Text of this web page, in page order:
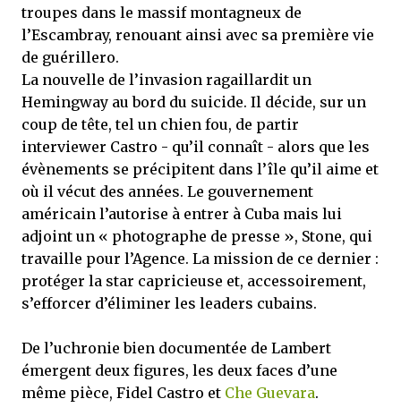
troupes dans le massif montagneux de
l’Escambray, renouant ainsi avec sa première vie
de guérillero.
La nouvelle de l’invasion ragaillardit un
Hemingway au bord du suicide. Il décide, sur un
coup de tête, tel un chien fou, de partir
interviewer Castro - qu’il connaît - alors que les
évènements se précipitent dans l’île qu’il aime et
où il vécut des années. Le gouvernement
américain l’autorise à entrer à Cuba mais lui
adjoint un « photographe de presse », Stone, qui
travaille pour l’Agence. La mission de ce dernier :
protéger la star capricieuse et, accessoirement,
s’efforcer d’éliminer les leaders cubains.
De l’uchronie bien documentée de Lambert
émergent deux figures, les deux faces d’une
même pièce, Fidel Castro et Che Guevara.